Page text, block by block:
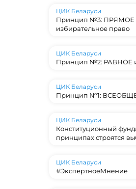
ЦИК Беларуси
Принцип №3:
избирательное право
ЦИК Беларуси
Принцип №2: РАВНОЕ
ЦИК Беларуси
Принцип №1:
ЦИК Беларуси
Конституционный
принципах строятся
ЦИК Беларуси
#ЭкспертноеМнение